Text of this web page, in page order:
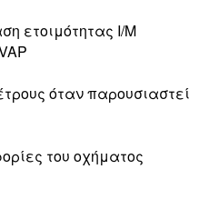
ετοιμότητας I/M
όταν παρουσιαστεί
του οχήματος